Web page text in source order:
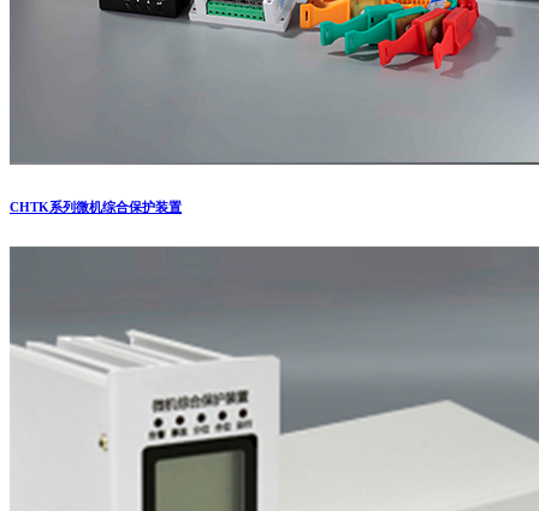
CHTK系列微机综合保护装置